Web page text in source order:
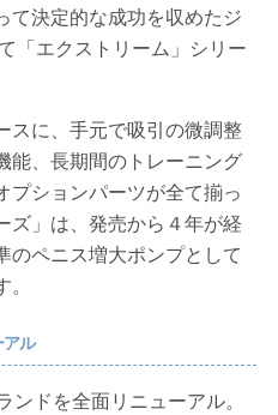
て決定的な成功を収めたジ
「エクストリーム」シリー
スに、手元で吸引の微調整
能、長期間のトレーニング
プションパーツが全て揃っ
ズ」は、発売から４年が経
のペニス増大ポンプとして
ル
ドを全面リニューアル。